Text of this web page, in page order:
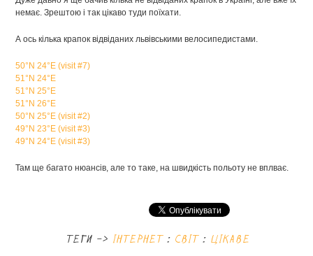
немає. Зрештою і так цікаво туди поїхати.
А ось кілька крапок відвіданих львівськими велосипедистами.
50°N 24°E (visit #7)
51°N 24°E
51°N 25°E
51°N 26°E
50°N 25°E (visit #2)
49°N 23°E (visit #3)
49°N 24°E (visit #3)
Там ще багато нюансів, але то таке, на швидкість польоту не вплває.
теги -> інтернет : світ : цікаве